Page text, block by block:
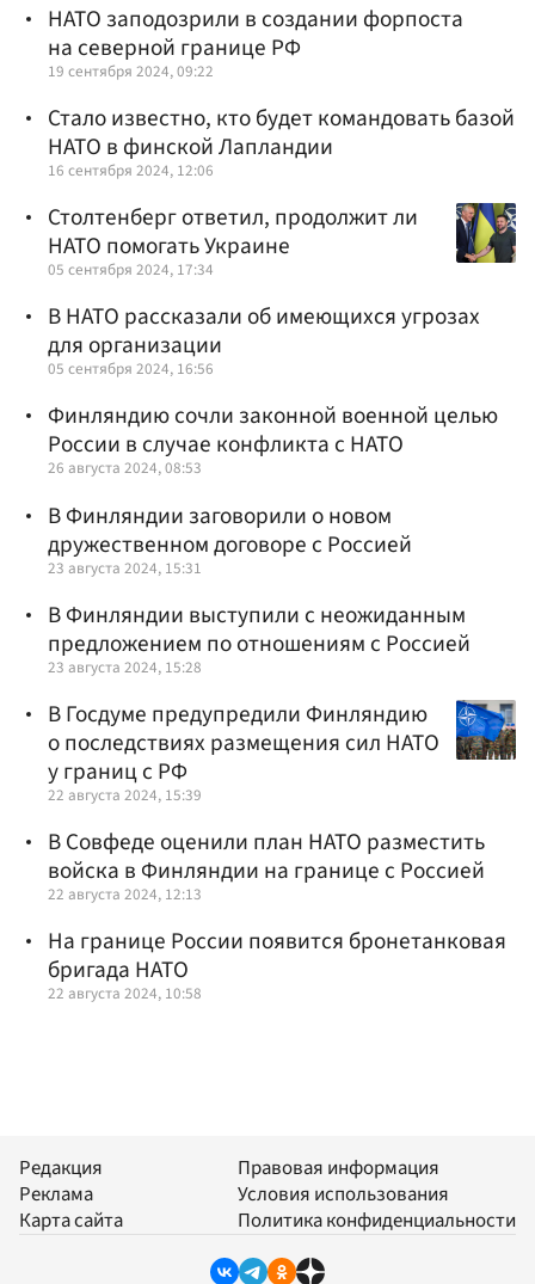
НАТО заподозрили в создании форпоста
на северной границе РФ
19 сентября 2024, 09:22
Стало известно, кто будет командовать базой
НАТО в финской Лапландии
16 сентября 2024, 12:06
Столтенберг ответил, продолжит ли
НАТО помогать Украине
05 сентября 2024, 17:34
В НАТО рассказали об имеющихся угрозах
для организации
05 сентября 2024, 16:56
Финляндию сочли законной военной целью
России в случае конфликта с НАТО
26 августа 2024, 08:53
В Финляндии заговорили о новом
дружественном договоре с Россией
23 августа 2024, 15:31
В Финляндии выступили с неожиданным
предложением по отношениям с Россией
23 августа 2024, 15:28
В Госдуме предупредили Финляндию
о последствиях размещения сил НАТО
у границ с РФ
22 августа 2024, 15:39
В Совфеде оценили план НАТО разместить
войска в Финляндии на границе с Россией
22 августа 2024, 12:13
На границе России появится бронетанковая
бригада НАТО
22 августа 2024, 10:58
Редакция
Реклама
Карта сайта
Правовая информация
Условия использования
Политика конфиденциальности